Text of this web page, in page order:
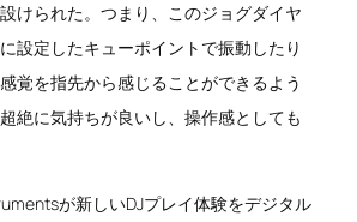
けられた。つまり、このジョグダイヤ
設定したキューポイントで振動したり
覚を指先から感じることができるよう
絶に気持ちが良いし、操作感としても
が新しいDJプレイ体験をデジタル